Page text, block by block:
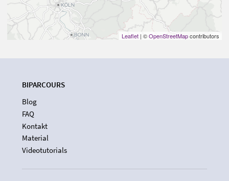
Leaflet | ©OpenStreetMapcontributors
BIPARCOURS
Blog
FAQ
Kontakt
Material
Videotutorials